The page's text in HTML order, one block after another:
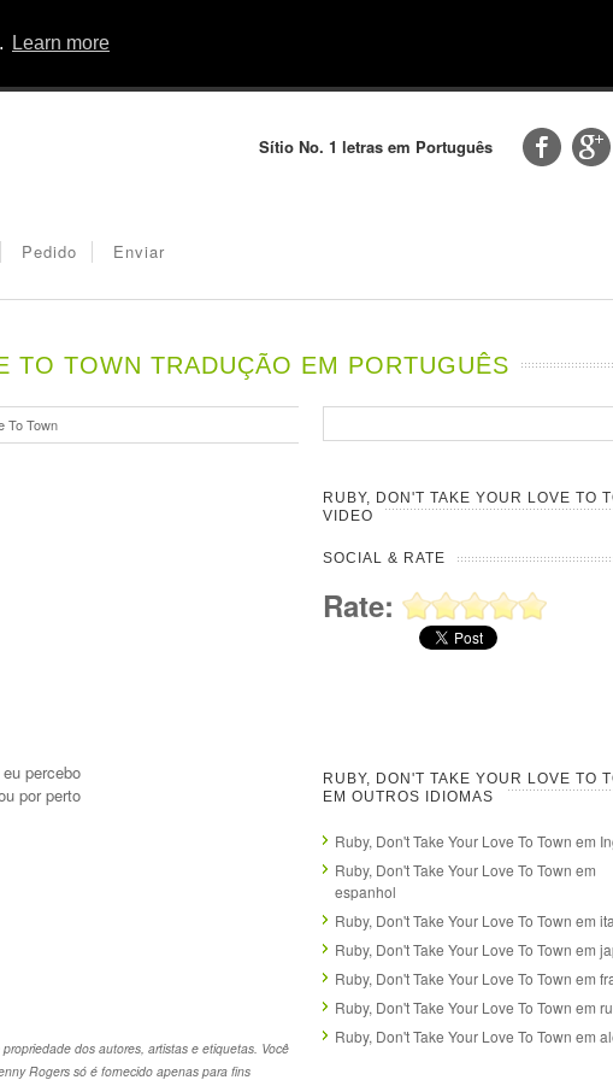
Learn more
Sítio No. 1 letras em Português
Pedido Enviar
TO TOWN TRADUÇÃO EM PORTUGUÊS
To Town
percebo
por perto
dos autores, artistas e etiquetas. Você
Rogers só é fornecido apenas para fins
RUBY, DON'T TAKE YOUR LOVE TO
VIDEO
SOCIAL & RATE
Rate:
RUBY, DON'T TAKE YOUR LOVE TO
EM OUTROS IDIOMAS
Ruby, Don't Take Your Love To Town em
Ruby, Don't Take Your Love To Town em
espanhol
Ruby, Don't Take Your Love To Town em
Ruby, Don't Take Your Love To Town em
Ruby, Don't Take Your Love To Town em
Ruby, Don't Take Your Love To Town em
Ruby, Don't Take Your Love To Town em